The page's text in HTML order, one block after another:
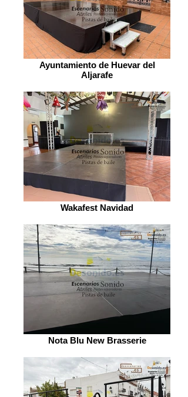
Ayuntamiento de Huevar del
Aljarafe
Wakafest Navidad
Nota Blu New Brasserie